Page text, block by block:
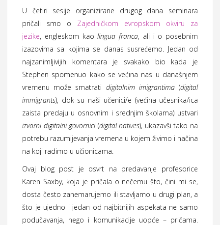
U četiri sesije organizirane drugog dana seminara
pričali smo o Zajedničkom evropskom okviru za
jezike, engleskom kaolingua franca, ali i o posebnim
izazovima sa kojima se danas susrećemo. Jedan od
najzanimljivijih komentara je svakako bio kada je
Stephen spomenuo kako se većina nas u današnjem
vremenu može smatrati digitalnim imigrantima(digital
immigrants), dok su naši učenici/e (većina učesnika/ica
zaista predaju u osnovnim i srednjim školama) ustvari
izvorni digitalni govornici (digital natives), ukazavši tako na
potrebu razumijevanja vremena u kojem živimo i načina
na koji radimo u učionicama.
Ovaj blog post je osvrt na predavanje profesorice
Karen Saxby, koja je pričala o nečemu što, čini mi se,
dosta često zanemarujemo ili stavljamo u drugi plan, a
što je ujedno i jedan od najbitnijih aspekata ne samo
podučavanja, nego i komunikacije uopće – pričama.